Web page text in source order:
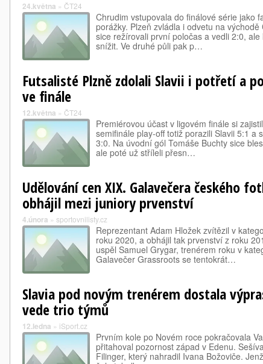
24.května » ČT24
Chrudim vstupovala do finálové série jako
porážky. Plzeň zvládla i odvetu na
sice režírovali první poločas a vedli 2:0,
snížit. Ve druhé půli pak p…
Futsalisté Plzně zdolali Slavii i potřetí a
ve finále
12.května » ČT24
Premiérovou účast v ligovém finále si
semifinále play-off totiž porazili Slavii 5:1 a
3:0. Na úvodní gól Tomáše Buchty sice
ale poté už stříleli přesn…
Udělování cen XIX. Galavečera českého
obhájil mezi juniory prvenství
4.února » sportovnilisty.cz
Reprezentant Adam Hložek zvítězil v
roku 2020, a obhájil tak prvenství z roku
uspěl Samuel Grygar, trenérem roku v
Galavečer Grassroots se tentokrát…
Slavia pod novým trenérem dostala
vede trio týmů
12.ledna » iSport.cz
Prvním kole po Novém roce pokračovala
přitahoval pozornost západ v Edenu.
Filinger, který nahradil Ivana Božoviče.